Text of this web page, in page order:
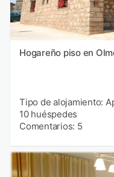
Hogareño piso en
Tipo de alojamiento:
10 huéspedes
Comentarios: 5